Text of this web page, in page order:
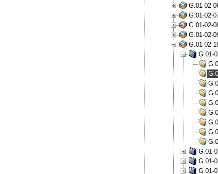
G.01-02-
G.01-02-
G.01-02-
G.01-02-
G.01-02-
G.01-
G.01-
G.01-
G.01-